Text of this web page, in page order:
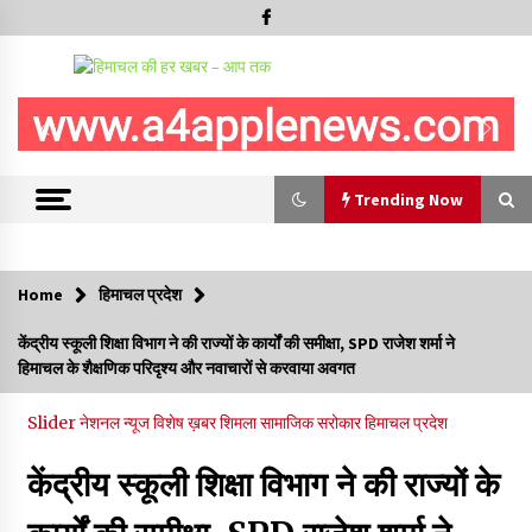
Trending Now
हमीरपुर के बड़सर में मनाया जाएगा राज्यस्तरीय स्वतंत्रता दिवस समारोह, CM
सुक्खू करेंगे ध्वजारोहण
07/08/2026
07/08/2026
Home हिमाचल प्रदेश
केंद्रीय स्कूली शिक्षा विभाग ने की राज्यों के कार्यों की समीक्षा, SPD राजेश शर्मा ने
हिमाचल के शैक्षणिक परिदृश्य और नवाचारों से करवाया अवगत
Sliderनेशनल न्यूजविशेष ख़बरशिमलासामाजिक सरोकारहिमाचल प्रदेश
केंद्रीय स्कूली शिक्षा विभाग ने की राज्यों के